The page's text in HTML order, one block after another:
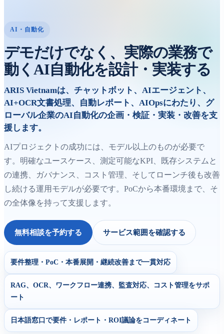
AI・自動化
デモだけでなく、実際の業務で
動くAI自動化を設計・実装する
ARIS Vietnamは、チャットボット、AIエージェント、
AI+OCR文書処理、自動レポート、AIOpsにわたり、グ
ローバル企業のAI自動化の企画・検証・実装・改善を支
援します。
AIプロジェクトの成功には、モデル以上のものが必要で
す。明確なユースケース、測定可能なKPI、既存システムと
の連携、ガバナンス、コスト管理、そしてローンチ後も改善
し続ける運用モデルが必要です。PoCから本番環境まで、そ
の全体像を持って支援します。
無料相談を予約する サービス範囲を確認する
要件整理・PoC・本番展開・継続改善まで一貫対応
RAG、OCR、ワークフロー連携、監査対応、コスト管理をサポ
ート
日本語窓口で要件・レポート・ROI議論をコーディネート